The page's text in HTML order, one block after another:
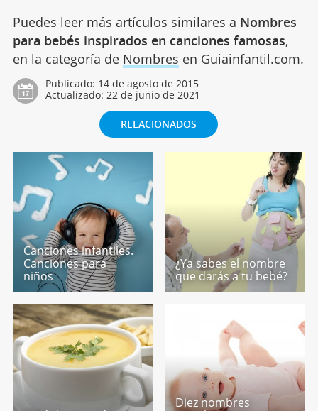
Puedes leer más artículos similares a Nombres
para bebés inspirados en canciones famosas,
en la categoría de Nombres en Guiainfantil.com.
Publicado: 14 de agosto de 2015
Actualizado: 22 de junio de 2021
RELACIONADOS
Canciones infantiles.
Canciones para
niños
¿Ya sabes el nombre
que darás a tu bebé?
Diez nombres